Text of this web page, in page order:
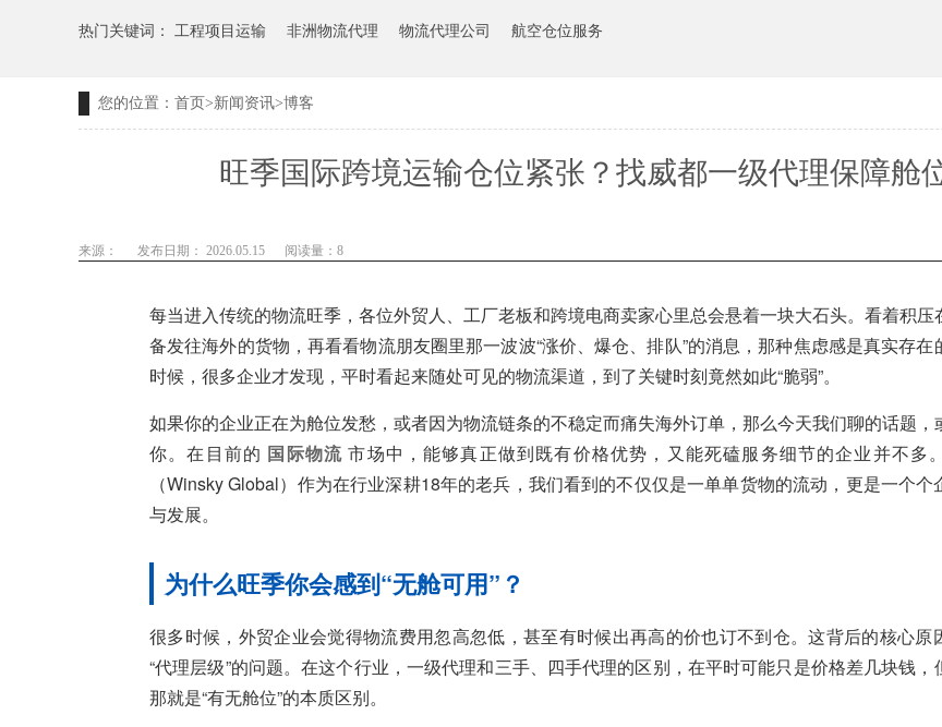
热门关键词： 工程项目运输 非洲物流代理 物流代理公司 航空仓位服务
您的位置： 首页>新闻资讯>博客
旺季国际跨境运输仓位紧张？找威都一级代理保障舱
来源： 发布日期： 2026.05.15 阅读量： 8
每当进入传统的物流旺季，各位外贸人、工厂老板和跨境电商卖家心里总会悬着一块大石头。看着积压
备发往海外的货物，再看看物流朋友圈里那一波波“涨价、爆仓、排队”的消息，那种焦虑感是真实存在
时候，很多企业才发现，平时看起来随处可见的物流渠道，到了关键时刻竟然如此“脆弱”。
如果你的企业正在为舱位发愁，或者因为物流链条的不稳定而痛失海外订单，那么今天我们聊的话题，
你。在目前的 国际物流 市场中，能够真正做到既有价格优势，又能死磕服务细节的企业并不多
（Winsky Global）作为在行业深耕18年的老兵，我们看到的不仅仅是一单单货物的流动，更是一个个
与发展。
为什么旺季你会感到“无舱可用”？
很多时候，外贸企业会觉得物流费用忽高忽低，甚至有时候出再高的价也订不到仓。这背后的核心原
“代理层级”的问题。在这个行业，一级代理和三手、四手代理的区别，在平时可能只是价格差几块钱，
那就是“有无舱位”的本质区别。